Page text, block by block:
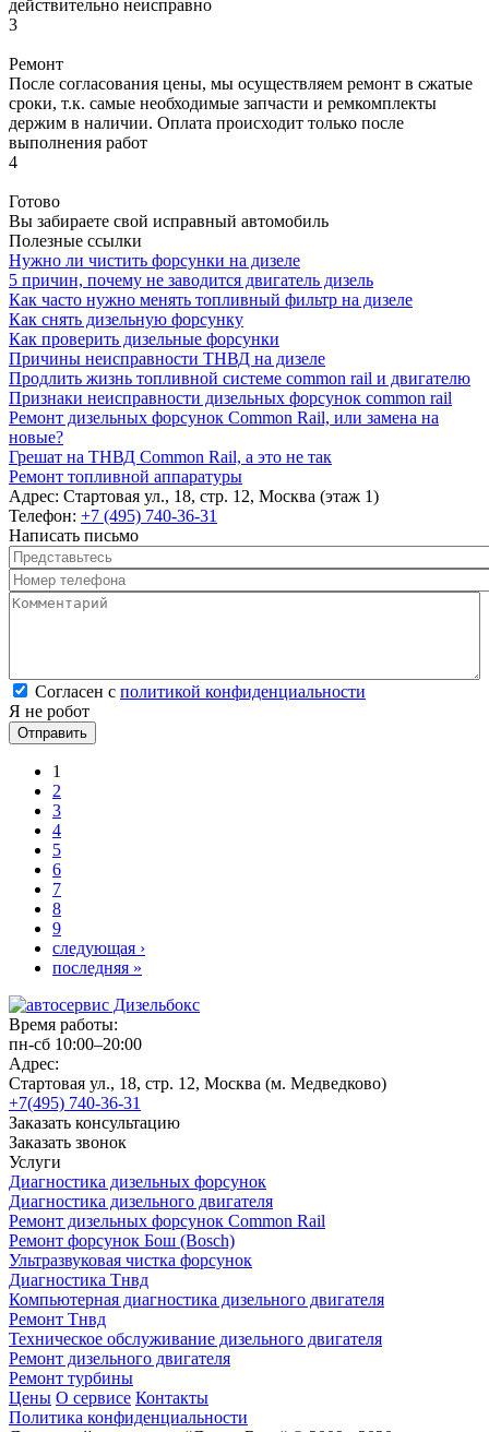
действительно неисправно
3
Ремонт
После согласования цены, мы осуществляем ремонт в сжатые
сроки, т.к. самые необходимые запчасти и ремкомплекты
держим в наличии. Оплата происходит только после
выполнения работ
4
Готово
Вы забираете свой исправный автомобиль
Полезные ссылки
Нужно ли чистить форсунки на дизеле
5 причин, почему не заводится двигатель дизель
Как часто нужно менять топливный фильтр на дизеле
Как снять дизельную форсунку
Как проверить дизельные форсунки
Причины неисправности ТНВД на дизеле
Продлить жизнь топливной системе common rail и двигателю
Признаки неисправности дизельных форсунок common rail
Ремонт дизельных форсунок Common Rail, или замена на
новые?
Грешат на ТНВД Common Rail, а это не так
Ремонт топливной аппаратуры
Адрес: Стартовая ул., 18, стр. 12, Москва (этаж 1)
Телефон: +7 (495) 740-36-31
Написать письмо
Представьтесь
Номер телефона
Комментарий
Согласен с политикой конфиденциальности*
Согласен с политикой конфиденциальности
Я не робот
1
2
3
4
5
6
7
8
9
следующая ›
последняя »
Время работы:
пн-сб 10:00–20:00
Адрес:
Стартовая ул., 18, стр. 12, Москва (м. Медведково)
+7(495) 740-36-31
Заказать консультацию
Заказать звонок
Услуги
Диагностика дизельных форсунок
Диагностика дизельного двигателя
Ремонт дизельных форсунок Common Rail
Ремонт форсунок Бош (Bosch)
Ультразвуковая чистка форсунок
Диагностика Тнвд
Компьютерная диагностика дизельного двигателя
Ремонт Тнвд
Техническое обслуживание дизельного двигателя
Ремонт дизельного двигателя
Ремонт турбины
Цены О сервисе Контакты
Политика конфиденциальности